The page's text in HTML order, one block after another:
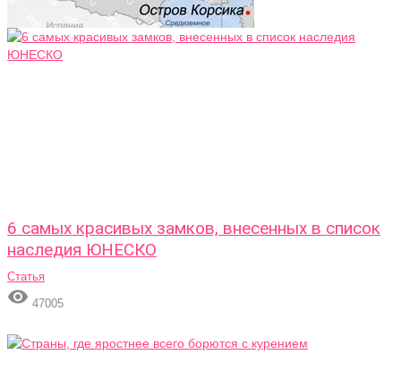
6 самых красивых замков, внесенных в список
наследия ЮНЕСКО
Статья
 47005